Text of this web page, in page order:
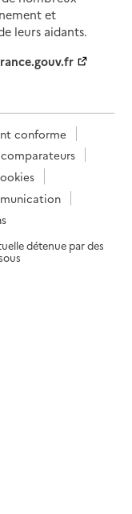
et
leurs aidants.
conforme
détenue par des